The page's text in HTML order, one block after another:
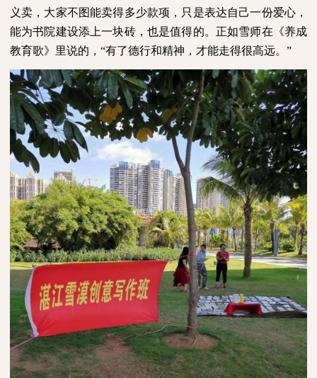
义卖，大家不图能卖得多少款项，只是表达自己一份爱心，
能为书院建设添上一块砖，也是值得的。正如雪师在《养成
教育歌》里说的，“有了德行和精神，才能走得很高远。”